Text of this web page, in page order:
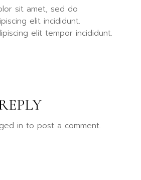
sit amet, sed do
elit incididunt.
elit tempor incididunt.
in to post a comment.